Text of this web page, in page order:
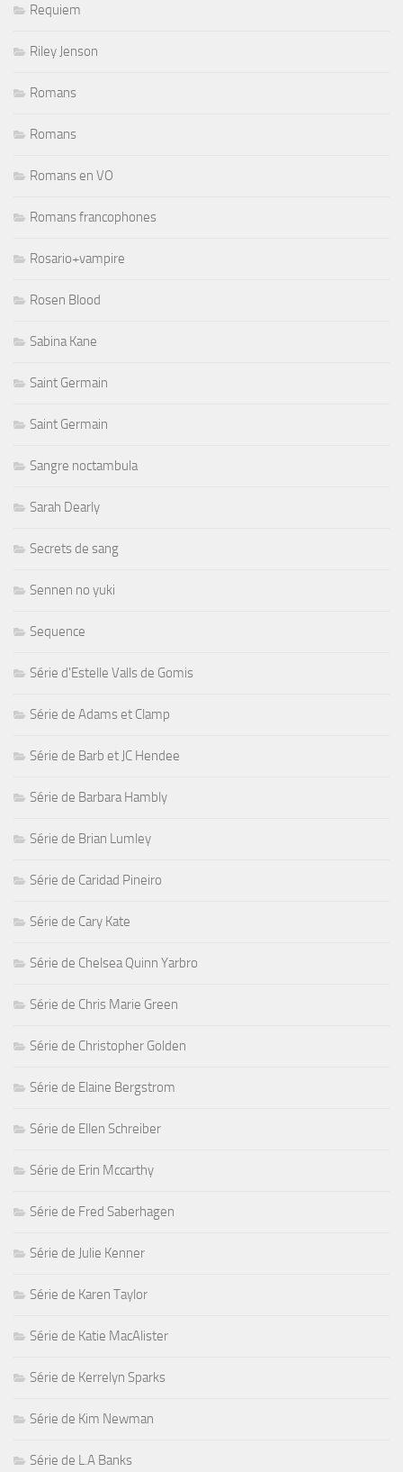
Requiem
Riley Jenson
Romans
Romans
Romans en VO
Romans francophones
Rosario+vampire
Rosen Blood
Sabina Kane
Saint Germain
Saint Germain
Sangre noctambula
Sarah Dearly
Secrets de sang
Sennen no yuki
Sequence
Série d'Estelle Valls de Gomis
Série de Adams et Clamp
Série de Barb et JC Hendee
Série de Barbara Hambly
Série de Brian Lumley
Série de Caridad Pineiro
Série de Cary Kate
Série de Chelsea Quinn Yarbro
Série de Chris Marie Green
Série de Christopher Golden
Série de Elaine Bergstrom
Série de Ellen Schreiber
Série de Erin Mccarthy
Série de Fred Saberhagen
Série de Julie Kenner
Série de Karen Taylor
Série de Katie MacAlister
Série de Kerrelyn Sparks
Série de Kim Newman
Série de L.A Banks